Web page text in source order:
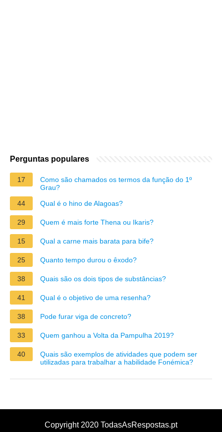
Perguntas populares
17
Como são chamados os termos da função do 1º
Grau?
44
Qual é o hino de Alagoas?
29 Quem é mais forte Thena ou Ikaris?
15 Qual a carne mais barata para bife?
25 Quanto tempo durou o êxodo?
38 Quais são os dois tipos de substâncias?
41 Qual é o objetivo de uma resenha?
38 Pode furar viga de concreto?
33 Quem ganhou a Volta da Pampulha 2019?
40
Quais são exemplos de atividades que podem ser
utilizadas para trabalhar a habilidade Fonémica?
Copyright 2020 TodasAsRespostas.pt